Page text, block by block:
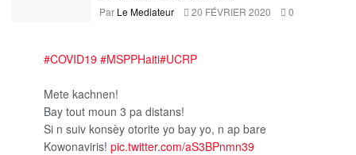
Par Le Mediateur 20 FÉVRIER 2020 0
#COVID19 #MSPPHaiti#UCRP
Mete kachnen!
Bay tout moun 3 pa distans!
Si n suiv konsèy otorite yo bay yo, n ap bare
Kowonaviris! pic.twitter.com/aS3BPnmn39